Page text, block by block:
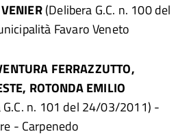
(Delibera G.C. n. 100 del
Favaro Veneto
FERRAZZUTTO,
ROTONDA EMILIO
G.C. n. 101 del 24/03/2011) -
- Carpenedo